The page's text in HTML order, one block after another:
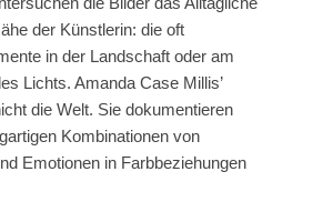
der Künstlerin: die oft
in der Landschaft oder am
Lichts. Amanda Case Millis’
die Welt. Sie dokumentieren
Kombinationen von
Emotionen in Farbbeziehungen